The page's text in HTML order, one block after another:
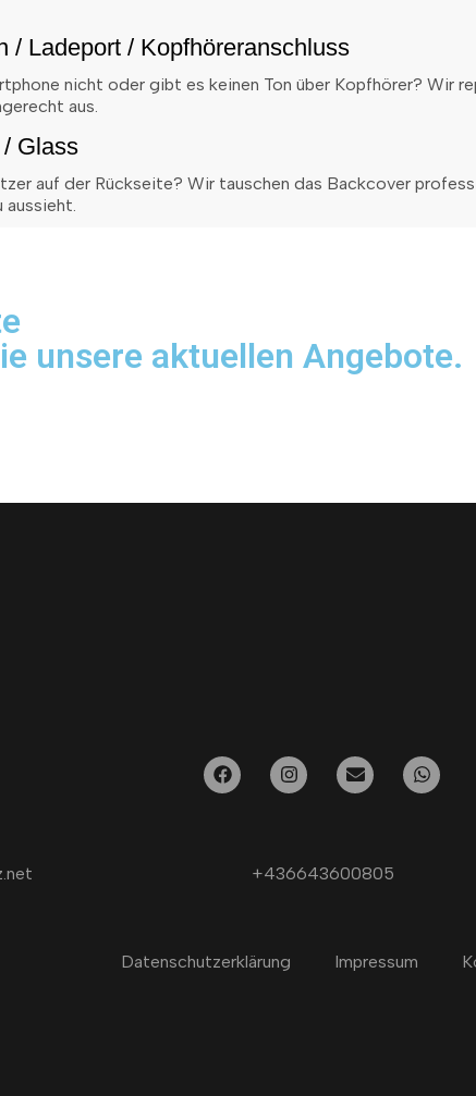
/ Ladeport / Kopfhöreranschluss
nicht oder gibt es keinen Ton über Kopfhörer? Wir
aus.
Glass
auf der Rückseite? Wir tauschen das Backcover
aussieht.
unsere aktuellen Angebote.
+436643600805
Datenschutzerklärung Impressum